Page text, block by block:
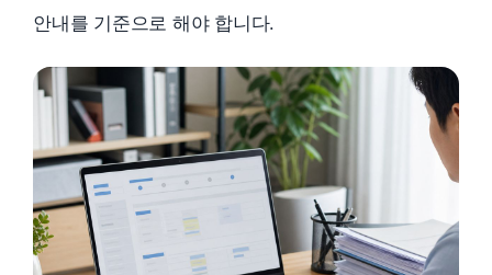
안내를 기준으로 해야 합니다.